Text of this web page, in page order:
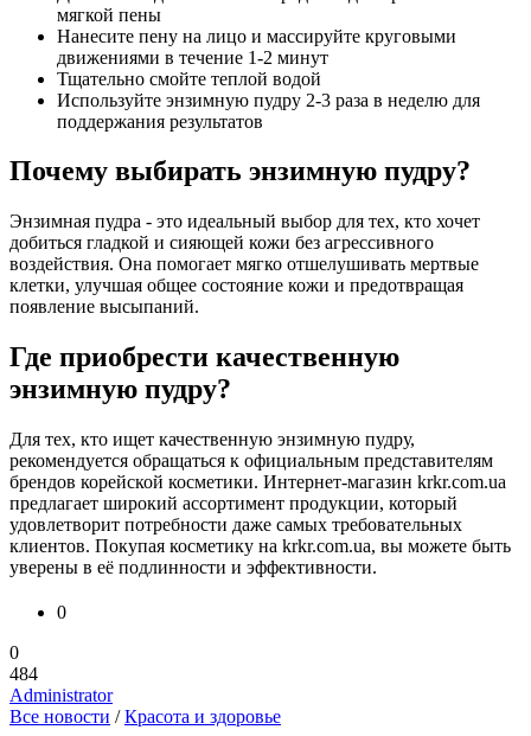
мягкой пены
Нанесите пену на лицо и массируйте круговыми
движениями в течение 1-2 минут
Тщательно смойте теплой водой
Используйте энзимную пудру 2-3 раза в неделю для
поддержания результатов
Почему выбирать энзимную пудру?
Энзимная пудра - это идеальный выбор для тех, кто хочет
добиться гладкой и сияющей кожи без агрессивного
воздействия. Она помогает мягко отшелушивать мертвые
клетки, улучшая общее состояние кожи и предотвращая
появление высыпаний.
Где приобрести качественную
энзимную пудру?
Для тех, кто ищет качественную энзимную пудру,
рекомендуется обращаться к официальным представителям
брендов корейской косметики. Интернет-магазин krkr.com.ua
предлагает широкий ассортимент продукции, который
удовлетворит потребности даже самых требовательных
клиентов. Покупая косметику на krkr.com.ua, вы можете быть
уверены в её подлинности и эффективности.
0
0
484
Administrator
Все новости /Красота и здоровье